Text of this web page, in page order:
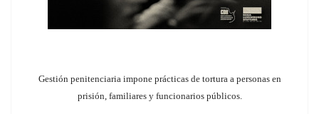
Gestión penitenciaria impone prácticas de tortura a personas en
prisión, familiares y funcionarios públicos.